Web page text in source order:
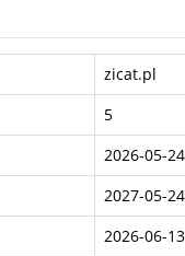
zicat.pl
5
2026-05-
2027-05-
2026-06-